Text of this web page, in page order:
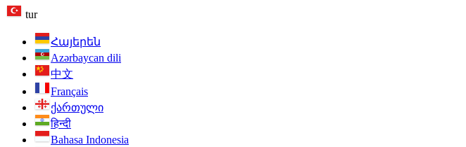
tur
Հայերեն
Azərbaycan dili
中文
Français
ქართული
हिन्दी
Bahasa Indonesia